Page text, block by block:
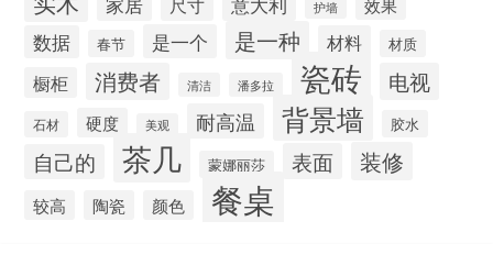
护墙
数据 春节 是一个 是一种 材料 材质
橱柜 消费者 清洁 潘多拉 瓷砖 电视
石材 硬度 美观 耐高温 背景墙 胶水
自己的 茶几 蒙娜丽莎 表面 装修
较高 陶瓷 颜色 餐桌